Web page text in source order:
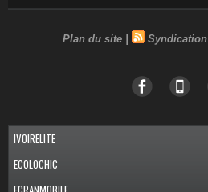
Plan du site | Syndication
IVOIRELITE
ECOLOCHIC